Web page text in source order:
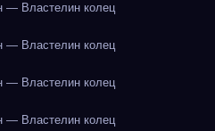
— Властелин колец
— Властелин колец
— Властелин колец
— Властелин колец